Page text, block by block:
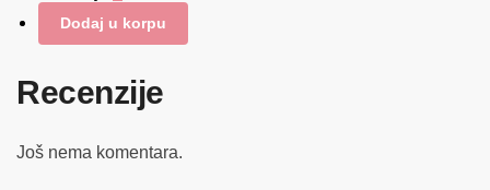
Dodaj u korpu
Recenzije
Još nema komentara.